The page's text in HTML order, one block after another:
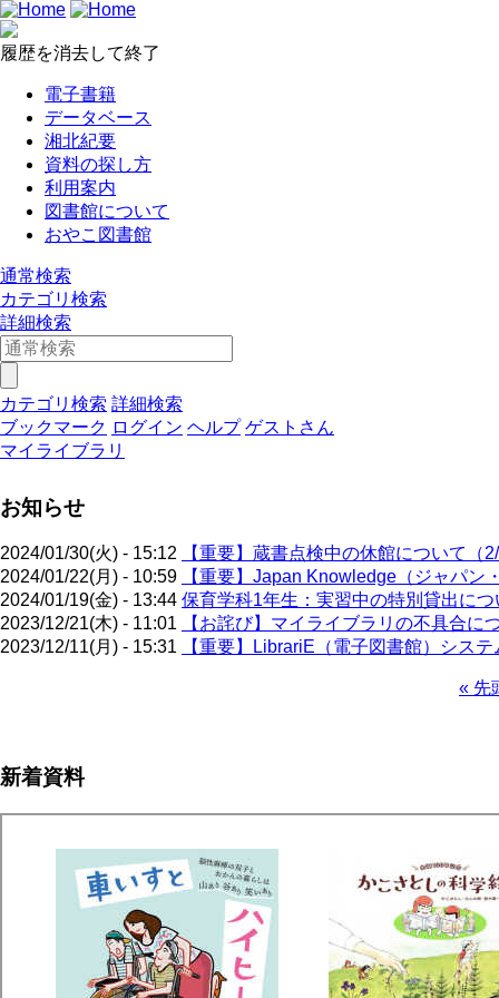
履歴を消去して終了
電子書籍
データベース
湘北紀要
資料の探し方
利用案内
図書館について
おやこ図書館
通常検索
カテゴリ検索
詳細検索
カテゴリ検索 詳細検索
ブックマーク ログイン ヘルプ ゲストさん
マイライブラリ
お知らせ
2024/01/30(火) - 15:12
【重要】蔵書点検中の休館について（
2024/01/22(月) - 10:59
【重要】Japan Knowledge（ジャパ
2024/01/19(金) - 13:44 保育学科1年生：実習中の特別貸出に
2023/12/21(木) - 11:01
【お詫び】マイライブラリの不具合に
2023/12/11(月) - 15:31
【重要】LibrariE（電子図書館）シス
送
先
« 先
新着資料